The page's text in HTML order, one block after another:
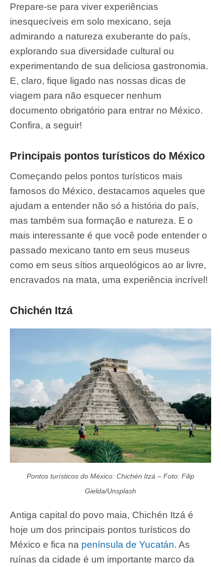
Prepare-se para viver experiências
inesquecíveis em solo mexicano, seja
admirando a natureza exuberante do país,
explorando sua diversidade cultural ou
experimentando de sua deliciosa gastronomia.
E, claro, fique ligado nas nossas dicas de
viagem para não esquecer nenhum
documento obrigatório para entrar no México.
Confira, a seguir!
Principais pontos turísticos do México
Começando pelos pontos turísticos mais
famosos do México, destacamos aqueles que
ajudam a entender não só a história do país,
mas também sua formação e natureza. E o
mais interessante é que você pode entender o
passado mexicano tanto em seus museus
como em seus sítios arqueológicos ao ar livre,
encravados na mata, uma experiência incrível!
Chichén Itzá
Pontos turísticos do México: Chichén Itzá – Foto: Filip
Gielda/Unsplash
Antiga capital do povo maia, Chichén Itzá é
hoje um dos principais pontos turísticos do
México e fica na península de Yucatán. As
ruínas da cidade é um importante marco da